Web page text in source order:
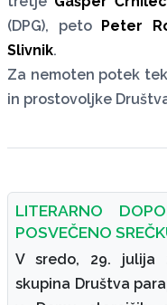
(DPG), peto Peter
Slivnik.
Za nemoten potek
in prostovoljke
LITERARNO
POSVEČENO
V sredo, 29. julija
skupina Društva